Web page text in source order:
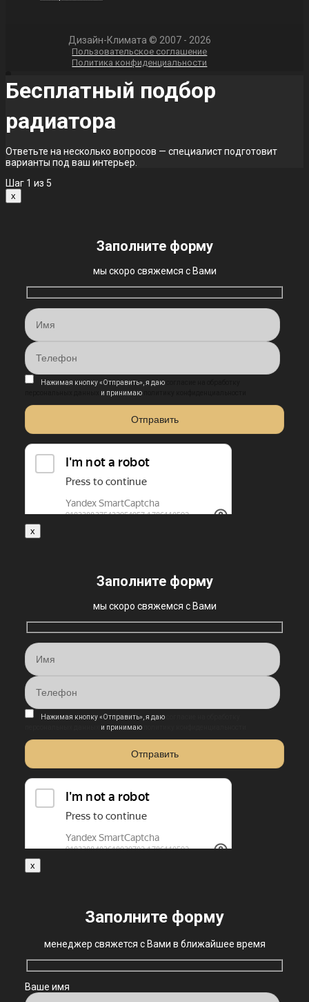
Дизайн-Климата © 2007 - 2026
Пользовательское соглашение
Политика конфиденциальности
Бесплатный подбор
радиатора
Ответьте на несколько вопросов — специалист подготовит
варианты под ваш интерьер.
Шаг 1 из 5
x
Заполните форму
мы скоро свяжемся с Вами
Нажимая кнопку «Отправить», я даю
и принимаю
x
Заполните форму
мы скоро свяжемся с Вами
Нажимая кнопку «Отправить», я даю
и принимаю
x
Заполните форму
менеджер свяжется с Вами в ближайшее время
Ваше имя